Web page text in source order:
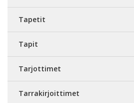
Tapetit
Tapit
Tarjottimet
Tarrakirjoittimet